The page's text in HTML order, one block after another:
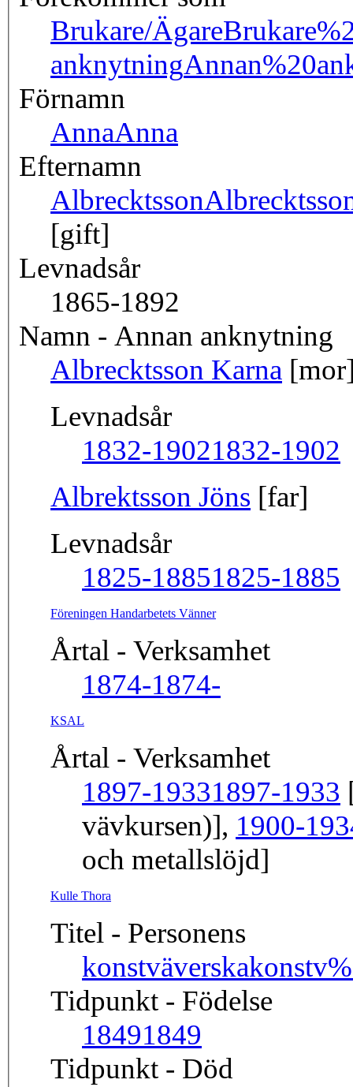
Brukare/Ägare
anknytning
Förnamn
AnnaAnna
Efternamn
Albrecktsson
[gift]
Levnadsår
1865-1892
Namn - Annan anknytning
Albrecktsson Karna
Levnadsår
1832-19021832-1902
Albrektsson Jöns [far]
Levnadsår
1825-18851825-1885
Föreningen Handarbetets Vänner
Årtal - Verksamhet
1874-1874-
KSAL
Årtal - Verksamhet
1897-19331897-1933
vävkursen)], 1900-
och metallslöjd]
Kulle Thora
Titel - Personens
konstväverska
Tidpunkt - Födelse
18491849
Tidpunkt - Död